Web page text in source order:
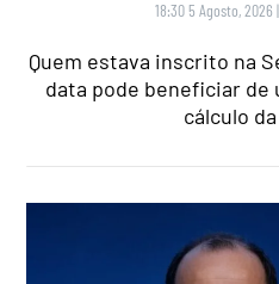
18:30 5 Agosto, 2026 |
Quem estava inscrito na
data pode beneficiar de
cálculo